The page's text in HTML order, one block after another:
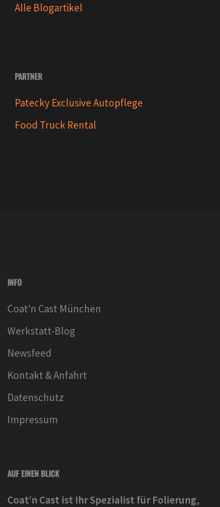
Alle Blogartikel
PARTNER
Patecky Exclusive Autopflege
Food Truck Rental
INFO
Coat’n Cast München
Werkstatt-Blog
Newsfeed
Kontakt & Anfahrt
Datenschutz
Impressum
AUF EINEN BLICK
Coat’n Cast ist Ihr Spezialist für Folierung,